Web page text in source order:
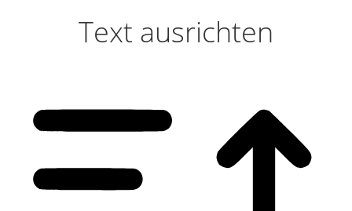
Text ausrichten